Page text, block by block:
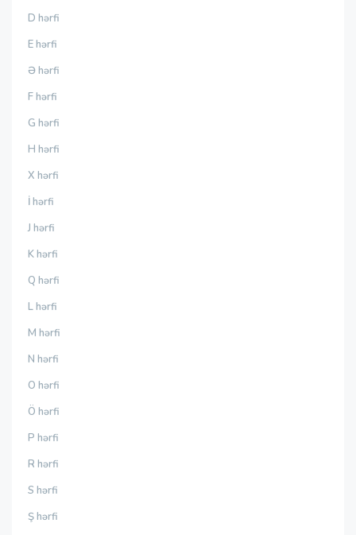
D hərfi
E hərfi
Ə hərfi
F hərfi
G hərfi
H hərfi
X hərfi
İ hərfi
J hərfi
K hərfi
Q hərfi
L hərfi
M hərfi
N hərfi
O hərfi
Ö hərfi
P hərfi
R hərfi
S hərfi
Ş hərfi